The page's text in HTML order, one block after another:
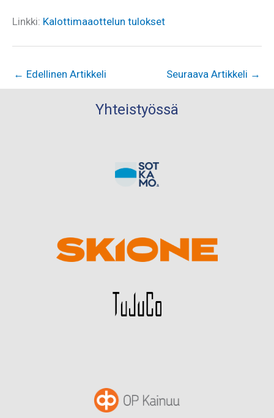
Linkki: Kalottimaaottelun tulokset
← Edellinen Artikkeli Seuraava Artikkeli →
Yhteistyössä